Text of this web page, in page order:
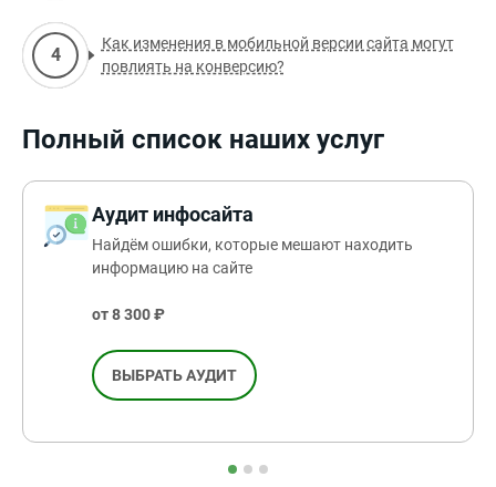
Как изменения в мобильной версии сайта могут
повлиять на конверсию?
Полный список наших услуг
Аудит инфосайта
Найдём ошибки, которые мешают находить
информацию на сайте
от 8 300 ₽
ВЫБРАТЬ АУДИТ